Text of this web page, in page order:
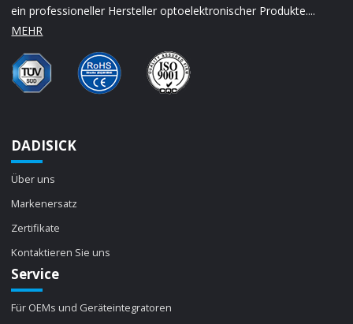
ein professioneller Hersteller optoelektronischer Produkte....
MEHR
DADISICK
Über uns
Markenersatz
Zertifikate
Kontaktieren Sie uns
Service
Für OEMs und Geräteintegratoren